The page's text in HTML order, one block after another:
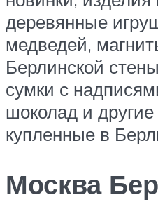
деревянные
медведей,
Берлинской
сумки с
шоколад и
купленные в
Москва